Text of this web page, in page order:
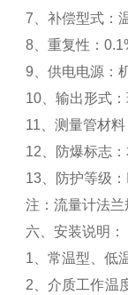
7、补偿型式：
8、重复性：
9、供电电源：
10、输出形式
11、测量管材
12、防爆标志
13、防护等级
注：流量计法
六、安装说明：
1、常温型、低
2、介质工作温